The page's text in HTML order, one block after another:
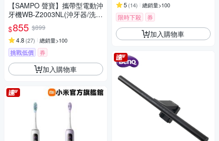
【SAMPO 聲寶】攜帶型電動沖
牙機WB-Z2003NL(沖牙器/洗牙
器/潔牙機/噴牙機/牙線機/沖齒
機/刷牙機)
$855 $899
4.8 (27) 總銷量>100
挑戰低價 券
加入購物車
5 (14) 總銷量>100
限時下殺 券
加入購物車